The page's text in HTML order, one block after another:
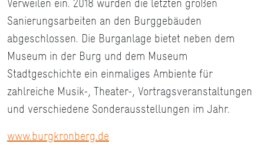
Sanierungsarbeiten an den Burggebäuden
abgeschlossen. Die Burganlage bietet neben dem
Museum in der Burg und dem Museum
Stadtgeschichte ein einmaliges Ambiente für
zahlreiche Musik-, Theater-, Vortragsveranstaltungen
und verschiedene Sonderausstellungen im Jahr.
www.burgkronberg.de